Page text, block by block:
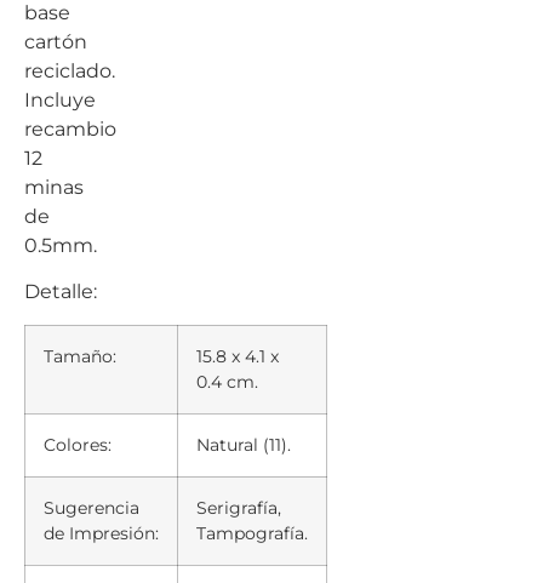
base
cartón
reciclado.
Incluye
recambio
12
minas
de
0.5mm.
Detalle:
Tamaño:
15.8 x 4.1 x
0.4 cm.
Colores: Natural (11).
Sugerencia
de Impresión:
Serigrafía,
Tampografía.